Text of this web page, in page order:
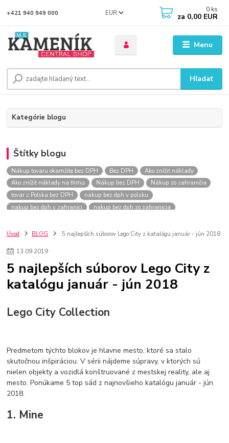
Menu
EUR
Hľadať
+421 940 949 000 0 ks
za 0,00 EUR
Kategórie blogu
Štítky blogu
Nákup tovaru okamžite bez DPH Bez DPH
Ako znížiť náklady
Ako znížiť náklady na firmu
Nákup bez DPH
Nákup zo zahraničia
tovar z Poľska bez DPH
nakup bez dph v polsku
nakup bez dph v zahranici
nakup bez dph zo zahranicia
szco nakup bez dph
Smart hodinky pre deti
Plyšový macovia
Lego Star Wars
Darčeky na Vianoce 2019
Vianočný darček pre dievča do 20€
Darčeky pre dievčatá
Skladačky pre deti
Kedy by malo batoľa meniť posteľ?
L.O.L. Surprise bábiky
L.O.L. Surprise autíčka
L.O.L. Surprise zberateľské figúrky
L.O.L. OMG L.O.L. OMG Bábiky
Úvod BLOG 5 najlepších súborov Lego City z katalógu január - jún 2018
13.09.2019
5 najlepších súborov Lego City z
katalógu január - jún 2018
Lego City Collection
Predmetom týchto blokov je hlavne mesto, ktoré sa stalo
skutočnou inšpiráciou. V sérii nájdeme súpravy, v ktorých sú
nielen objekty a vozidlá konštruované z mestskej reality, ale aj
mesto. Ponúkame 5 top sád z najnovšieho katalógu január - jún
2018.
1. Mine